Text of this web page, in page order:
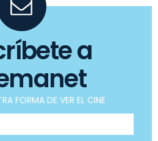
a
FORMA DE VER EL CINE